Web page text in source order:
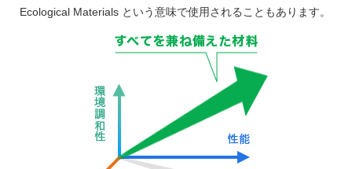
Ecological Materials という意味で使用されることもあります。